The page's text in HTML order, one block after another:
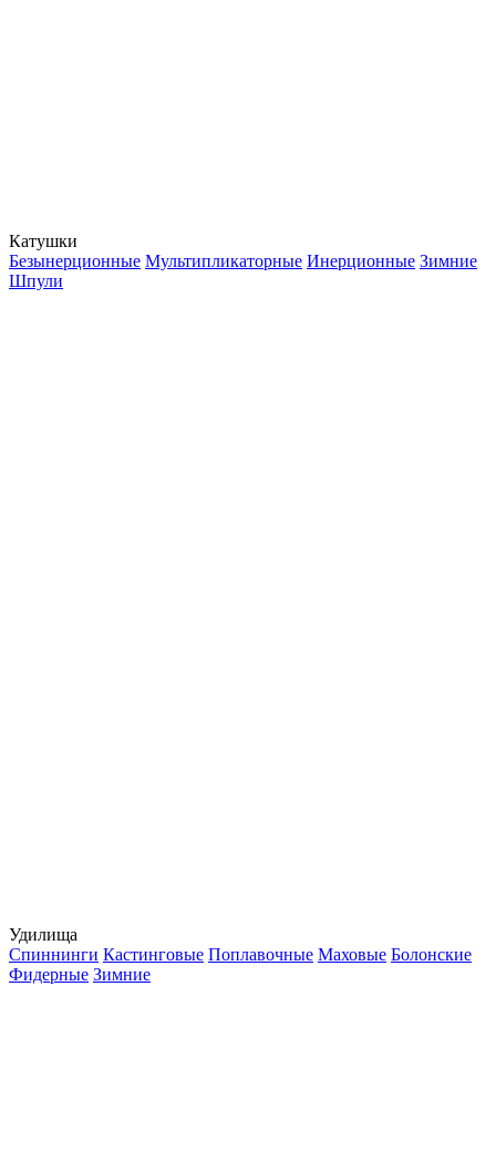
Катушки
Безынерционные Мультипликаторные Инерционные Зимние
Шпули
Удилища
Спиннинги Кастинговые Поплавочные Маховые Болонские
Фидерные Зимние